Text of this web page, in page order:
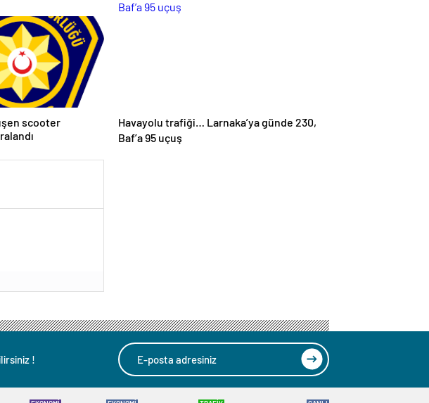
scooter
Havayolu trafiği… Larnaka’ya günde 230,
Baf’a 95 uçuş
!